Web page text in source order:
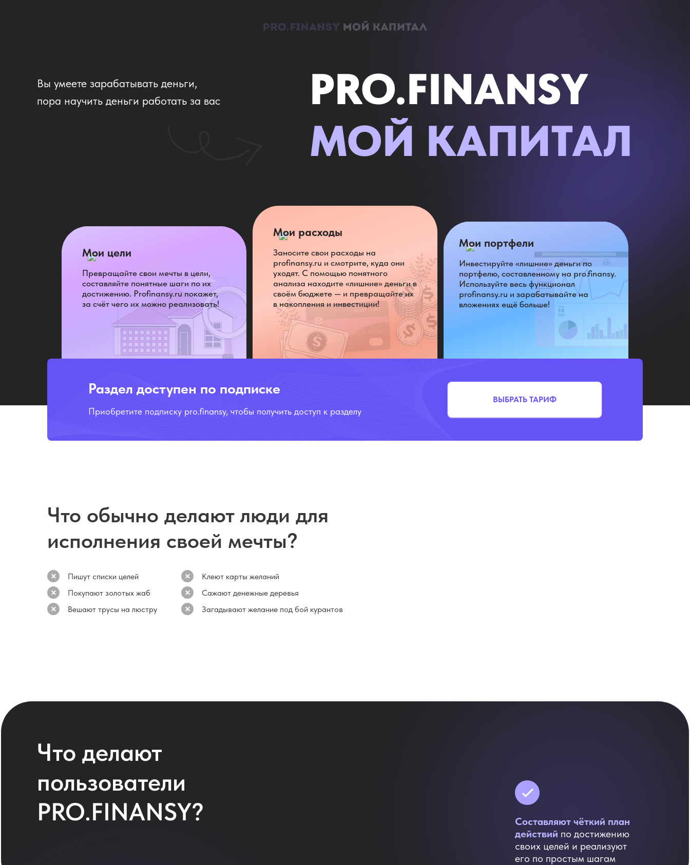
Вы умеете зарабатывать деньги,
пора научить деньги работать за вас
PRO.FINANSY
МОЙ КАПИТАЛ
Мои цели
Превращайте свои мечты в цели,
составляйте понятные шаги по их
достижению. Profinansy.ru покажет,
за счёт чего их можно реализовать!
Мои расходы
Заносите свои расходы на
profinansy.ru и смотрите, куда они
уходят. С помощью понятного
анализа находите «лишние» деньги в
своём бюджете — и превращайте их
в накопления и инвестиции!
Мои портфели
Инвестируйте «лишние» деньги по
портфелю, составленному на pro.finansy.
Используйте весь функционал
profinansy.ru и зарабатывайте на
вложениях ещё больше!
Раздел доступен по подписке
Приобретите подписку pro.finansy, чтобы получить доступ к разделу
ВЫБРАТЬ ТАРИФ
Что обычно делают люди для
исполнения своей мечты?
Загадывают желание под бой курантов
Пишут списки целей
Клеют карты желаний
Сажают денежные деревья
Покупают золотых жаб
Вешают трусы на люстру
Что делают
пользователи
PRO.FINANSY?
Составляют чёткий план
действий по достижению
своих целей и реализуют
его по простым шагам